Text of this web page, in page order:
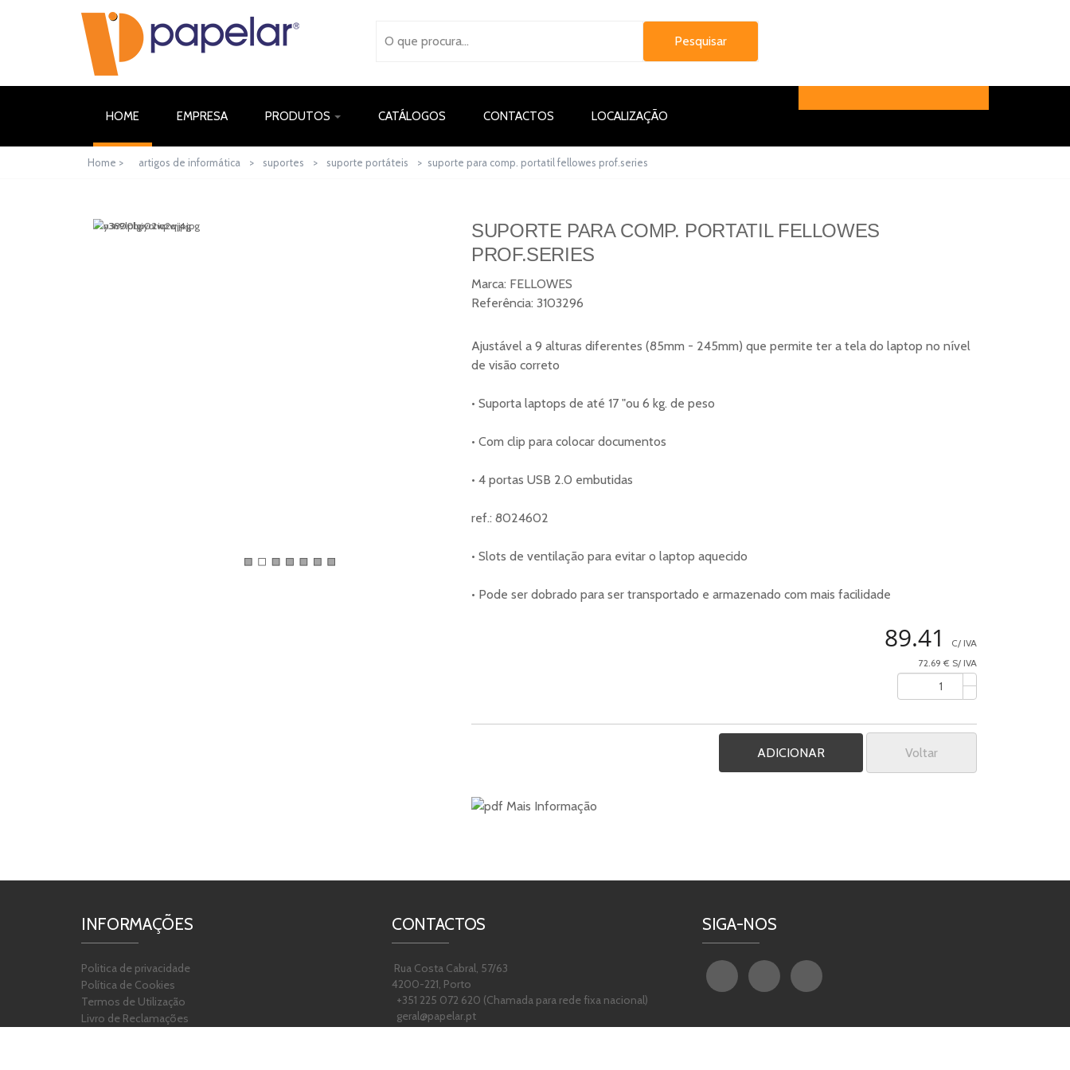
HOME (CURRENT)EMPRESA PRODUTOS CATÁLOGOS CONTACTOS LOCALIZAÇÃO
Home > artigos de informática > suportes > suporte portáteis > suporte para comp. portatil fellowes prof.series
SUPORTE PARA COMP. PORTATIL FELLOWES
PROF.SERIES
Marca: FELLOWES
Referência: 3103296
Ajustável a 9 alturas diferentes (85mm - 245mm) que permite ter a tela do laptop no nível
de visão correto
• Suporta laptops de até 17 "ou 6 kg. de peso
• Com clip para colocar documentos
• 4 portas USB 2.0 embutidas
ref.: 8024602
• Slots de ventilação para evitar o laptop aquecido
• Pode ser dobrado para ser transportado e armazenado com mais facilidade
89.41
C/ IVA
72.69 € S/ IVA
Voltar
Mais Informação
INFORMAÇÕES
Politica de privacidade
Política de Cookies
Termos de Utilização
Livro de Reclamações
CONTACTOS
Rua Costa Cabral, 57/63
4200-221, Porto
+351 225 072 620 (Chamada para rede fixa nacional)
geral@papelar.pt
SIGA-NOS